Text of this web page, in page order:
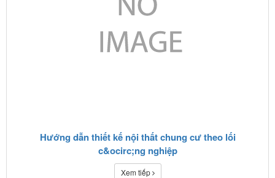
Hướng dẫn thiết kế nội thất chung cư theo lối
c&ocirc;ng nghiệp
Xem tiếp